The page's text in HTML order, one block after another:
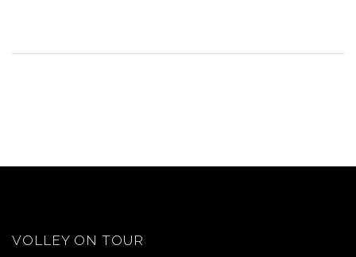
VOLLEY ON TOUR